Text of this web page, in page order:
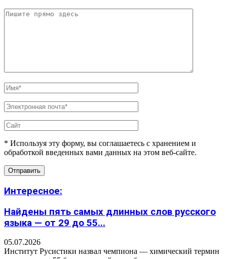
* Используя эту форму, вы соглашаетесь с хранением и
обработкой введенных вами данных на этом веб-сайте.
Интересное:
Найдены пять самых длинных слов русского
языка — от 29 до 55...
05.07.2026
Институт Русистики назвал чемпиона — химический термин